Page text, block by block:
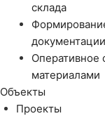
склада
документации
Оперативное
материалами
Объекты
Проекты